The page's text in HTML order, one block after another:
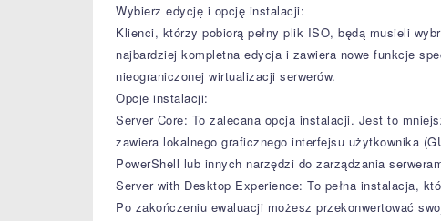
Wybierz edycję i opcję instalacji:
Klienci, którzy pobiorą pełny plik ISO, będą musieli
najbardziej kompletna edycja i zawiera nowe funkcje
nieograniczonej wirtualizacji serwerów.
Opcje instalacji:
Server Core: To zalecana opcja instalacji. Jest to
zawiera lokalnego graficznego interfejsu użytkownika
PowerShell lub innych narzędzi do zarządzania
Server with Desktop Experience: To pełna instalacja,
Po zakończeniu ewaluacji możesz przekonwertować